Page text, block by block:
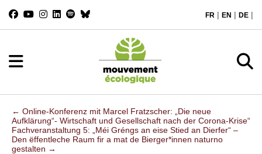
FR | EN | DE |
← Online-Konferenz mit Marcel Fratzscher: „Die neue
Aufklärung“- Wirtschaft und Gesellschaft nach der Corona-Krise“
Fachveranstaltung 5: „Méi Gréngs an eise Stied an Dierfer“ –
Den ëffentleche Raum fir a mat de Bierger*innen naturno
gestalten →